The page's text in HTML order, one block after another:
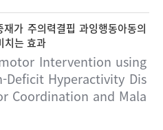
가 주의력결핍 과잉행동아동의
치는 효과
Intervention using
Hyperactivity Dis
Coordination and Mala